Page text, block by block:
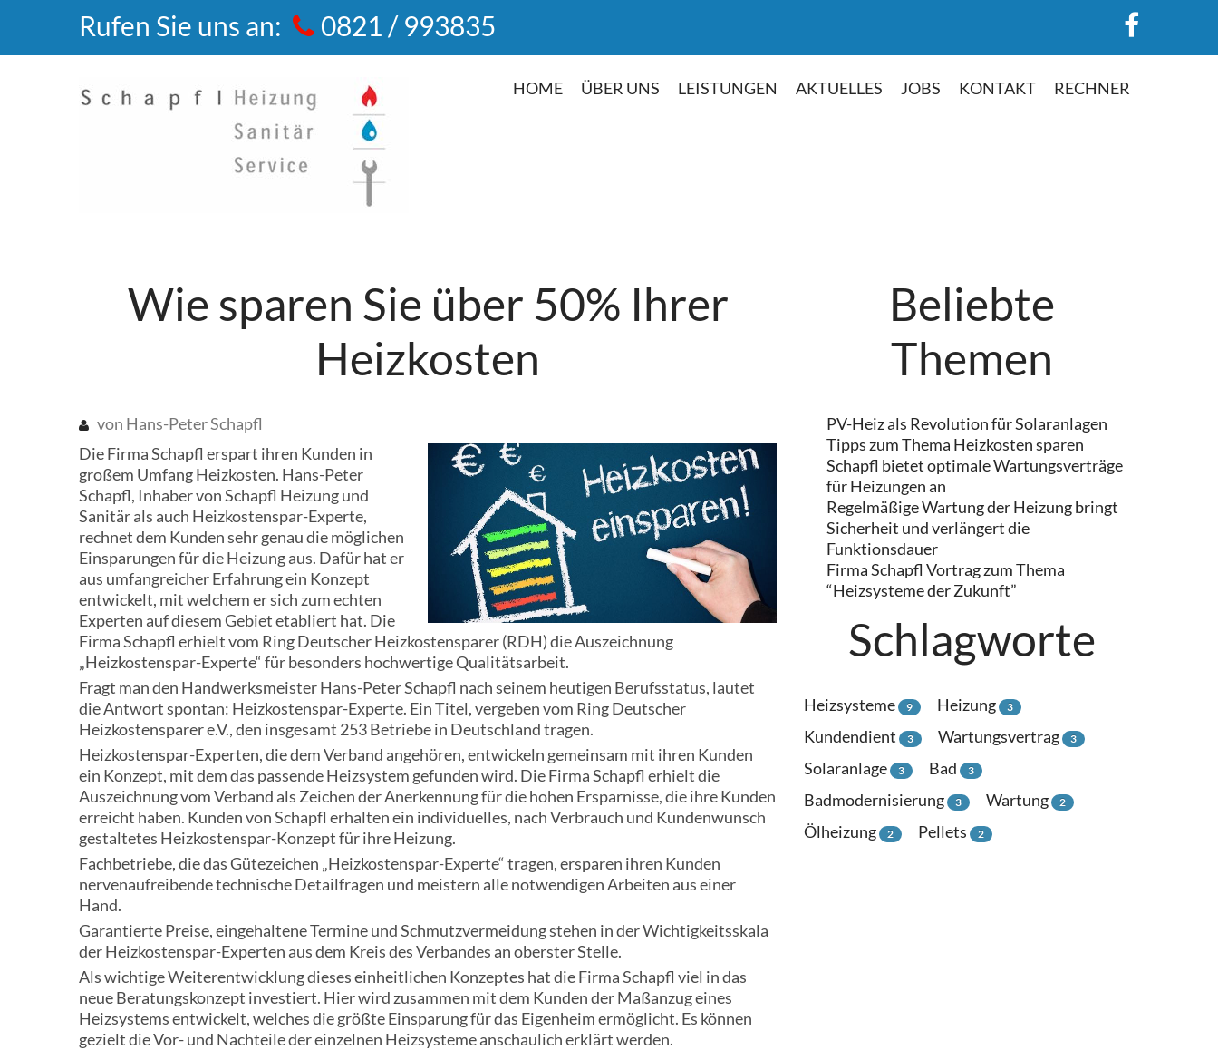
Rufen Sie uns an: 0821 / 993835
HOME ÜBER UNS LEISTUNGEN AKTUELLES JOBS KONTAKT RECHNER
Wie sparen Sie über 50% Ihrer
Heizkosten
von Hans-Peter Schapfl
Die Firma Schapfl erspart ihren Kunden in
großem Umfang Heizkosten. Hans-Peter
Schapfl, Inhaber von Schapfl Heizung und
Sanitär als auch Heizkostenspar-Experte,
rechnet dem Kunden sehr genau die möglichen
Einsparungen für die Heizung aus. Dafür hat er
aus umfangreicher Erfahrung ein Konzept
entwickelt, mit welchem er sich zum echten
Experten auf diesem Gebiet etabliert hat. Die
Firma Schapfl erhielt vom Ring Deutscher Heizkostensparer (RDH) die Auszeichnung
„Heizkostenspar-Experte“ für besonders hochwertige Qualitätsarbeit.
Fragt man den Handwerksmeister Hans-Peter Schapfl nach seinem heutigen Berufsstatus, lautet
die Antwort spontan: Heizkostenspar-Experte. Ein Titel, vergeben vom Ring Deutscher
Heizkostensparer e.V., den insgesamt 253 Betriebe in Deutschland tragen.
Heizkostenspar-Experten, die dem Verband angehören, entwickeln gemeinsam mit ihren Kunden
ein Konzept, mit dem das passende Heizsystem gefunden wird. Die Firma Schapfl erhielt die
Auszeichnung vom Verband als Zeichen der Anerkennung für die hohen Ersparnisse, die ihre Kunden
erreicht haben. Kunden von Schapfl erhalten ein individuelles, nach Verbrauch und Kundenwunsch
gestaltetes Heizkostenspar-Konzept für ihre Heizung.
Fachbetriebe, die das Gütezeichen „Heizkostenspar-Experte“ tragen, ersparen ihren Kunden
nervenaufreibende technische Detailfragen und meistern alle notwendigen Arbeiten aus einer
Hand.
Garantierte Preise, eingehaltene Termine und Schmutzvermeidung stehen in der Wichtigkeitsskala
der Heizkostenspar-Experten aus dem Kreis des Verbandes an oberster Stelle.
Als wichtige Weiterentwicklung dieses einheitlichen Konzeptes hat die Firma Schapfl viel in das
neue Beratungskonzept investiert. Hier wird zusammen mit dem Kunden der Maßanzug eines
Heizsystems entwickelt, welches die größte Einsparung für das Eigenheim ermöglicht. Es können
gezielt die Vor- und Nachteile der einzelnen Heizsysteme anschaulich erklärt werden.
Beliebte
Themen
PV-Heiz als Revolution für Solaranlagen
Tipps zum Thema Heizkosten sparen
Schapfl bietet optimale Wartungsverträge
für Heizungen an
Regelmäßige Wartung der Heizung bringt
Sicherheit und verlängert die
Funktionsdauer
Firma Schapfl Vortrag zum Thema
“Heizsysteme der Zukunft”
Schlagworte
Heizsysteme 9 Heizung 3
Kundendient 3 Wartungsvertrag 3
Solaranlage 3 Bad 3
Badmodernisierung 3 Wartung 2
Ölheizung 2 Pellets 2